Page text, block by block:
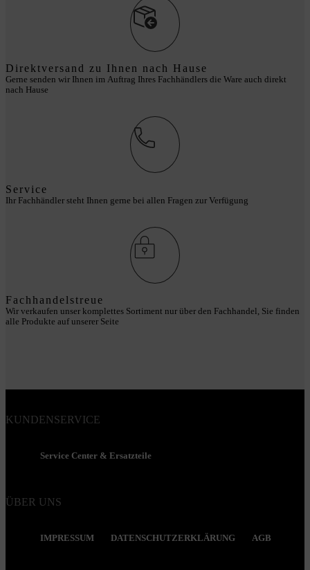
Direktversand zu Ihnen nach Hause
Gerne senden wir Ihnen im Auftrag Ihres Fachhändlers die Ware auch direkt
nach Hause
Service
Ihr Fachhändler steht Ihnen gerne bei allen Fragen zur Verfügung
Fachhandelstreue
Wir verkaufen unser komplettes Sortiment nur über den Fachhandel, Sie finden
alle Produkte auf unserer Seite
KUNDENSERVICE
Service Center & Ersatzteile
ÜBER UNS
IMPRESSUM DATENSCHUTZERKLÄRUNG AGB